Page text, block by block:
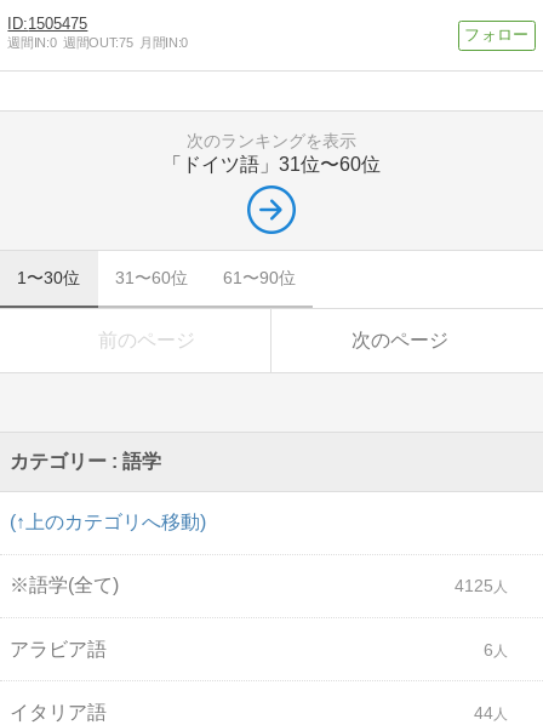
1505475
週間IN:0 週間OUT:75 月間IN:0
次のランキングを表示
「ドイツ語」 31位〜60位
1〜30位 31〜60位 61〜90位
前のページ 次のページ
カテゴリー : 語学
(↑上のカテゴリへ移動)
※語学(全て) 4125
アラビア語 6
イタリア語 44